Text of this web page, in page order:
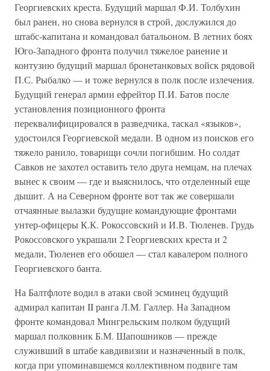
Георгиевских креста. Будущий маршал Ф.И. Толбухин
был ранен, но снова вернулся в строй, дослужился до
штабс-капитана и командовал батальоном. В летних боях
Юго-Западного фронта получил тяжелое ранение и
контузию будущий маршал бронетанковых войск рядовой
П.С. Рыбалко — и тоже вернулся в полк после излечения.
Будущий генерал армии ефрейтор П.И. Батов после
установления позиционного фронта
переквалифицировался в разведчика, таскал «языков»,
удостоился Георгиевской медали. В одном из поисков его
тяжело ранило, товарищи сочли погибшим. Но солдат
Савков не захотел оставить тело друга немцам, на плечах
вынес к своим — где и выяснилось, что отделенный еще
дышит. А на Северном фронте вот так же совершали
отчаянные вылазки будущие командующие фронтами
унтер-офицеры К.К. Рокоссовский и И.В. Тюленев. Грудь
Рокоссовского украшали 2 Георгиевских креста и 2
медали, Тюленев его обошел — стал кавалером полного
Георгиевского банта.
На Балтфлоте водил в атаки свой эсминец будущий
адмирал капитан II ранга Л.М. Галлер. На Западном
фронте командовал Мингрельским полком будущий
маршал полковник Б.М. Шапошников — прежде
служивший в штабе кавдивизии и назначенный в полк,
когда при упоминавшемся коллективном подвиге там